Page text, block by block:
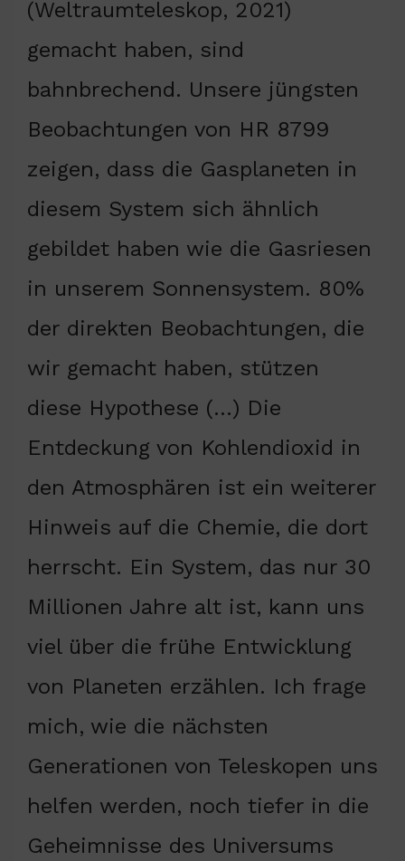
(Weltraumteleskop, 2021)
gemacht haben, sind
bahnbrechend. Unsere jüngsten
Beobachtungen von HR 8799
zeigen, dass die Gasplaneten in
diesem System sich ähnlich
gebildet haben wie die Gasriesen
in unserem Sonnensystem. 80%
der direkten Beobachtungen, die
wir gemacht haben, stützen
diese Hypothese (…) Die
Entdeckung von Kohlendioxid in
den Atmosphären ist ein weiterer
Hinweis auf die Chemie, die dort
herrscht. Ein System, das nur 30
Millionen Jahre alt ist, kann uns
viel über die frühe Entwicklung
von Planeten erzählen. Ich frage
mich, wie die nächsten
Generationen von Teleskopen uns
helfen werden, noch tiefer in die
Geheimnisse des Universums